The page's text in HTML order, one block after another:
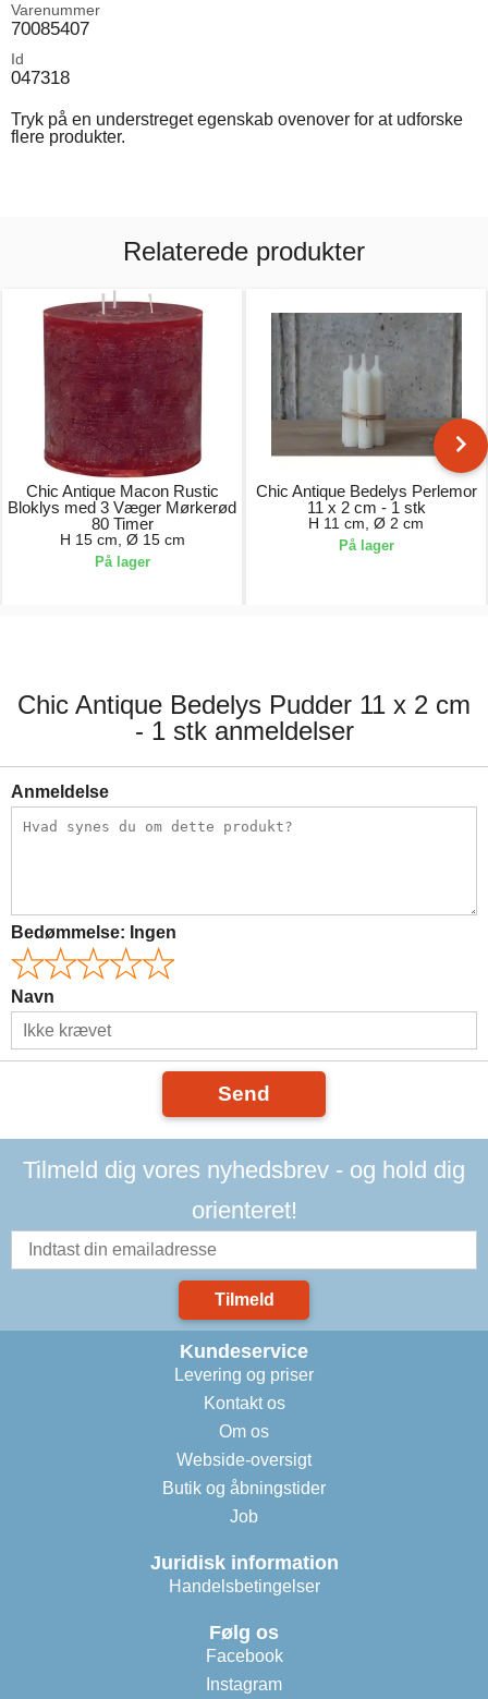
Varenummer
70085407
Id
047318
Tryk på en understreget egenskab ovenover for at udforske
flere produkter.
Relaterede produkter
Chic Antique Macon Rustic
Bloklys med 3 Væger Mørkerød
80 Timer
H 15 cm, Ø 15 cm
På lager
Chic Antique Bedelys Perlemor
11 x 2 cm - 1 stk
H 11 cm, Ø 2 cm
På lager
Chic Antique Bedelys Pudder 11 x 2 cm
- 1 stk anmeldelser
Anmeldelse
Bedømmelse: Ingen
Navn
Send
Tilmeld dig vores nyhedsbrev - og hold dig
orienteret!
Tilmeld
Kundeservice
Levering og priser
Kontakt os
Om os
Webside-oversigt
Butik og åbningstider
Job
Juridisk information
Handelsbetingelser
Følg os
Facebook
Instagram